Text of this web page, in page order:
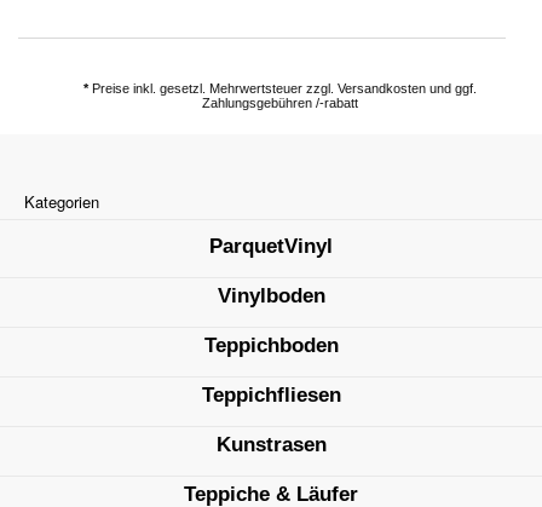
*Preise inkl. gesetzl. Mehrwertsteuer zzgl. Versandkosten und ggf.
Zahlungsgebühren /-rabatt
Kategorien
ParquetVinyl
Vinylboden
Teppichboden
Teppichfliesen
Kunstrasen
Teppiche & Läufer